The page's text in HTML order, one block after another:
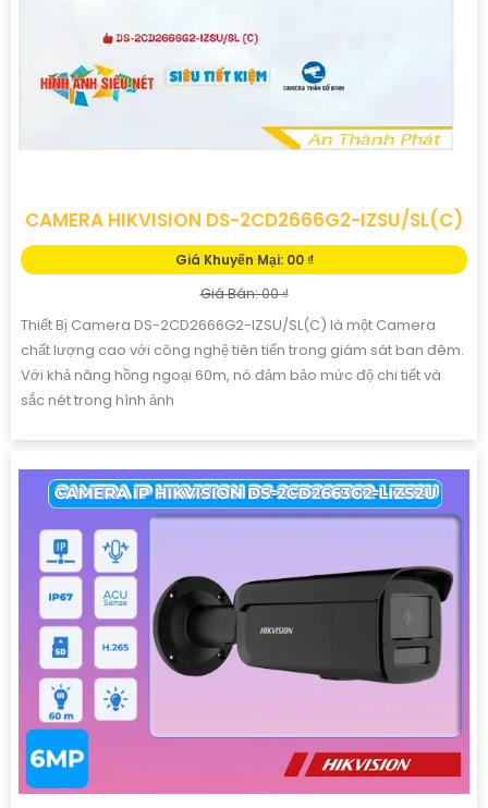
CAMERA HIKVISION DS-2CD2666G2-IZSU/SL(C)
Giá Khuyến Mại: 00 ₫
Giá Bán: 00 ₫
Thiết Bị Camera DS-2CD2666G2-IZSU/SL(C) là một Camera
chất lượng cao với công nghệ tiên tiến trong giám sát ban đêm.
Với khả năng hồng ngoại 60m, nó đảm bảo mức độ chi tiết và
sắc nét trong hình ảnh